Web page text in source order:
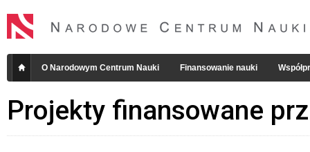
O Narodowym Centrum Nauki Finansowanie nauki
Projekty finansowane